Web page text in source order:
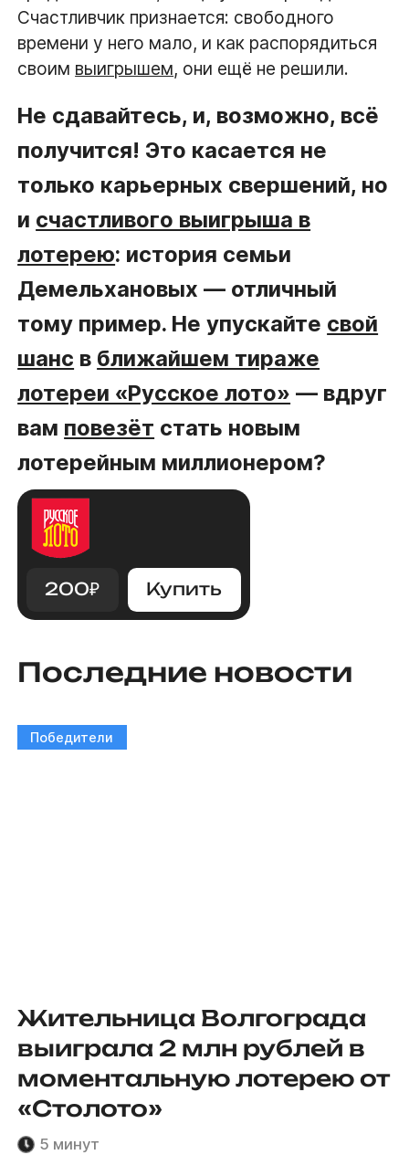
Счастливчик признается: свободного
времени у него мало, и как распорядиться
своим выигрышем, они ещё не решили.
Не сдавайтесь, и, возможно, всё
получится! Это касается не
только карьерных свершений, но
и счастливого выигрыша в
лотерею: история семьи
Демельхановых — отличный
тому пример. Не упускайте свой
шанс в ближайшем тираже
лотереи «Русское лото» — вдруг
вам повезёт стать новым
лотерейным миллионером?
200₽ Купить
Последние новости
Победители
Жительница Волгограда
выиграла 2 млн рублей в
моментальную лотерею от
«Столото»
5 минут